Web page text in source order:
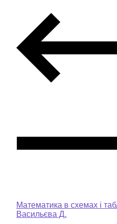
Математика в схемах і
Васильєва Д.